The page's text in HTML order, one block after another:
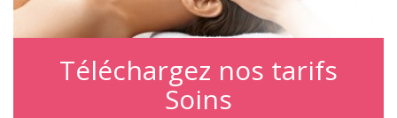
Téléchargez nos tarifs
Soins